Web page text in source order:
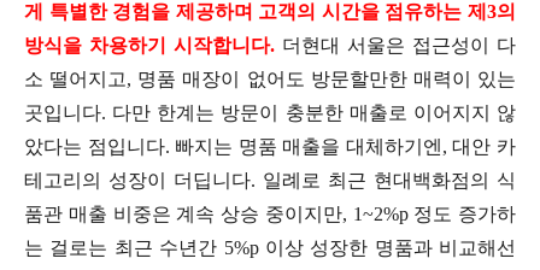
게 특별한 경험을 제공하며 고객의 시간을 점유하는 제3의
방식을 차용하기 시작합니다. 더현대 서울은 접근성이 다
소 떨어지고, 명품 매장이 없어도 방문할만한 매력이 있는
곳입니다. 다만 한계는 방문이 충분한 매출로 이어지지 않
았다는 점입니다. 빠지는 명품 매출을 대체하기엔, 대안 카
테고리의 성장이 더딥니다. 일례로 최근 현대백화점의 식
품관 매출 비중은 계속 상승 중이지만, 1~2%p 정도 증가하
는 걸로는 최근 수년간 5%p 이상 성장한 명품과 비교해선